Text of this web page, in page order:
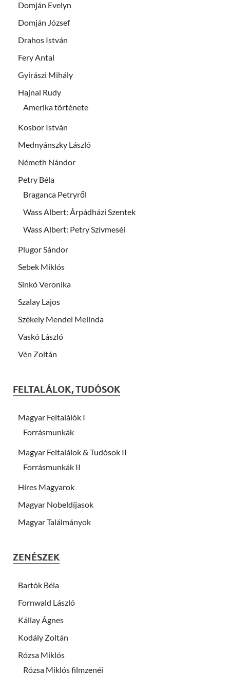
Domján Evelyn
Domján József
Drahos István
Fery Antal
Gyirászi Mihály
Hajnal Rudy
Amerika története
Kosbor István
Mednyánszky László
Németh Nándor
Petry Béla
Braganca Petryről
Wass Albert: Árpádházi Szentek
Wass Albert: Petry Szívmeséi
Plugor Sándor
Sebek Miklós
Sinkó Veronika
Szalay Lajos
Székely Mendel Melinda
Vaskó László
Vén Zoltán
FELTALÁLOK, TUDÓSOK
Magyar Feltalálók I
Forrásmunkák
Magyar Feltalálok & Tudósok II
Forrásmunkák II
Híres Magyarok
Magyar Nobeldíjasok
Magyar Találmányok
ZENÉSZEK
Bartók Béla
Fornwald László
Kállay Ágnes
Kodály Zoltán
Rózsa Miklós
Rózsa Miklós filmzenéi